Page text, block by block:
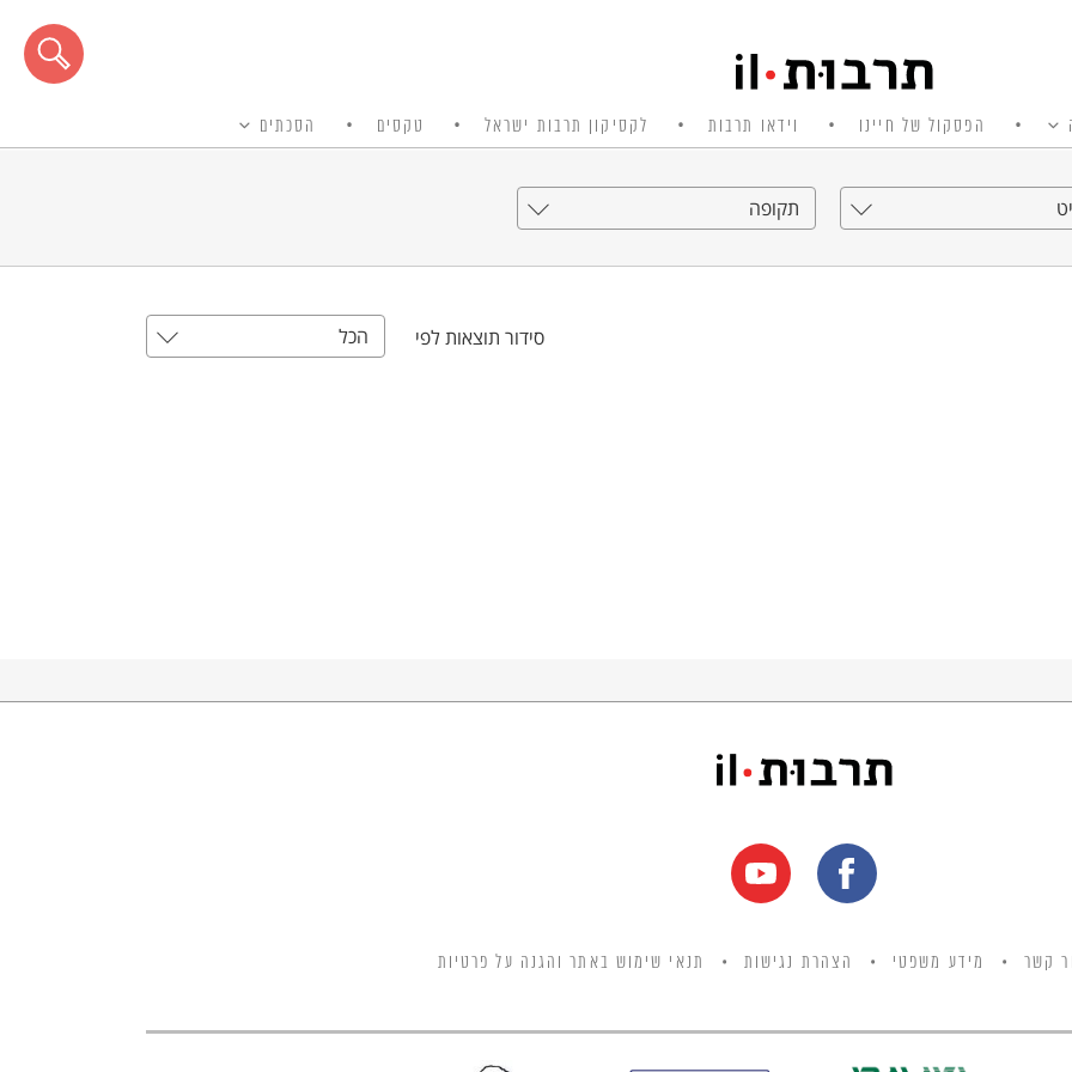
הפסקול של חיינו וידאו תרבות לקסיקון תרבות ישראל טקסים הסכתים
תקופה
סידור תוצאות לפי הכל
קשר מידע משפטי הצהרת נגישות תנאי שימוש באתר והגנה על פרטיות